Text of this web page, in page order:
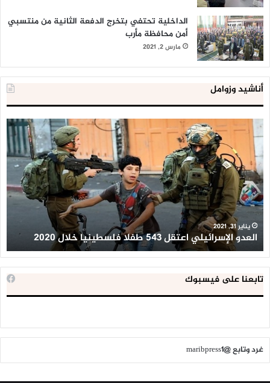
الداخلية تحتفي بتخرج الدفعة الثانية من منتسبي
أمن محافظة مأرب
مارس 2, 2021
أناشيد وزوامل
العدو
الإسرائيلي
اعتقل
543
طفلا
فلسطينيا
خلال
2020
يناير 31, 2021
العدو الإسرائيلي اعتقل 543 طفلا فلسطينيا خلال 2020
تابعنا على فيسبوك
غرد وتابع @maribpress1